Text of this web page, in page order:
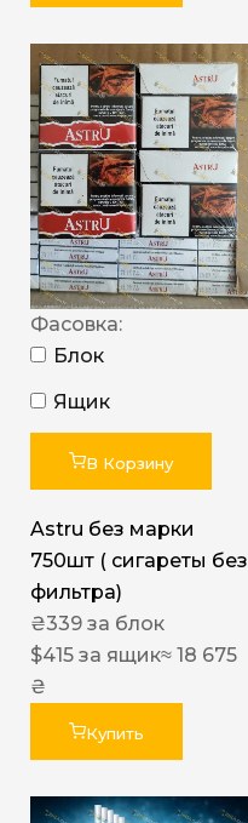
Фасовка:
Блок
Ящик
В Корзину
Astru без марки
750шт ( сигареты без
фильтра)
₴339 за блок
$415 за ящик≈ 18 675
₴
Купить